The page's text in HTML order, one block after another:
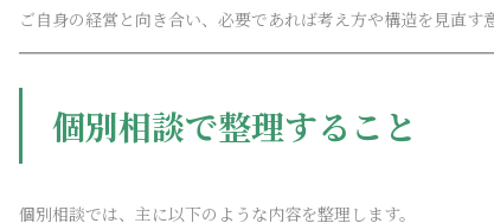
ご自身の経営と向き合い、必要であれば考え方や構造を見直す
個別相談で整理すること
個別相談では、主に以下のような内容を整理します。